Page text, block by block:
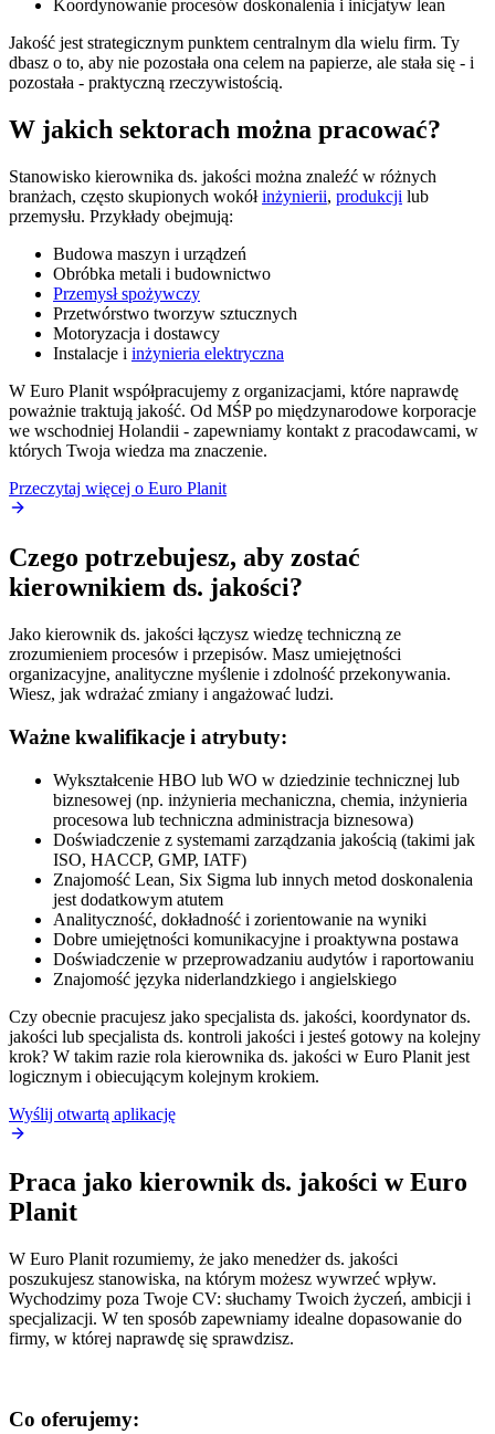
Koordynowanie procesów doskonalenia i inicjatyw lean
Jakość jest strategicznym punktem centralnym dla wielu firm. Ty
dbasz o to, aby nie pozostała ona celem na papierze, ale stała się - i
pozostała - praktyczną rzeczywistością.
W jakich sektorach można pracować?
Stanowisko kierownika ds. jakości można znaleźć w różnych
branżach, często skupionych wokółinżynierii, produkcji lub
przemysłu. Przykłady obejmują:
Budowa maszyn i urządzeń
Obróbka metali i budownictwo
Przemysł spożywczy
Przetwórstwo tworzyw sztucznych
Motoryzacja i dostawcy
Instalacje i inżynieria elektryczna
W Euro Planit współpracujemy z organizacjami, które naprawdę
poważnie traktują jakość. Od MŚP po międzynarodowe korporacje
we wschodniej Holandii - zapewniamy kontakt z pracodawcami, w
których Twoja wiedza ma znaczenie.
Przeczytaj więcej o Euro Planit
Czego potrzebujesz, aby zostać
kierownikiem ds. jakości?
Jako kierownik ds. jakości łączysz wiedzę techniczną ze
zrozumieniem procesów i przepisów. Masz umiejętności
organizacyjne, analityczne myślenie i zdolność przekonywania.
Wiesz, jak wdrażać zmiany i angażować ludzi.
Ważne kwalifikacje i atrybuty:
Wykształcenie HBO lub WO w dziedzinie technicznej lub
biznesowej (np. inżynieria mechaniczna, chemia, inżynieria
procesowa lub techniczna administracja biznesowa)
Doświadczenie z systemami zarządzania jakością (takimi jak
ISO, HACCP, GMP, IATF)
Znajomość Lean, Six Sigma lub innych metod doskonalenia
jest dodatkowym atutem
Analityczność, dokładność i zorientowanie na wyniki
Dobre umiejętności komunikacyjne i proaktywna postawa
Doświadczenie w przeprowadzaniu audytów i raportowaniu
Znajomość języka niderlandzkiego i angielskiego
Czy obecnie pracujesz jako specjalista ds. jakości, koordynator ds.
jakości lub specjalista ds. kontroli jakości i jesteś gotowy na kolejny
krok? W takim razie rola kierownika ds. jakości w Euro Planit jest
logicznym i obiecującym kolejnym krokiem.
Wyślij otwartą aplikację
Praca jako kierownik ds. jakości w Euro
Planit
W Euro Planit rozumiemy, że jako menedżer ds. jakości
poszukujesz stanowiska, na którym możesz wywrzeć wpływ.
Wychodzimy poza Twoje CV: słuchamy Twoich życzeń, ambicji i
specjalizacji. W ten sposób zapewniamy idealne dopasowanie do
firmy, w której naprawdę się sprawdzisz.
Co oferujemy: